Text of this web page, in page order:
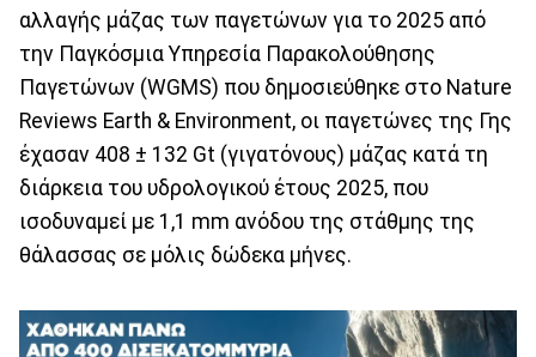
αλλαγής μάζας των παγετώνων για το 2025 από
την Παγκόσμια Υπηρεσία Παρακολούθησης
Παγετώνων (WGMS) που δημοσιεύθηκε στο Nature
Reviews Earth & Environment, οι παγετώνες της Γης
έχασαν 408 ± 132 Gt (γιγατόνους) μάζας κατά τη
διάρκεια του υδρολογικού έτους 2025, που
ισοδυναμεί με 1,1 mm ανόδου της στάθμης της
θάλασσας σε μόλις δώδεκα μήνες.